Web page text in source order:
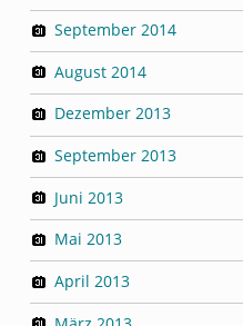
September 2014
August 2014
Dezember 2013
September 2013
Juni 2013
Mai 2013
April 2013